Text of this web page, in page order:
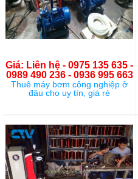
Giá: Liên hệ - 0975 135 635 -
0989 490 236 - 0936 995 663
Thuê máy bơm công nghiệp ở
đâu cho uy tín, giá rẻ